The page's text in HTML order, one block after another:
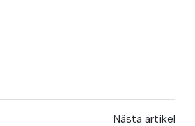
Nästa artikel